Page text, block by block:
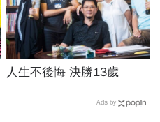
人生不後悔 決勝13歲
Ads by